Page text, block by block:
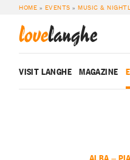
HOME » EVENTS »MUSIC &
lovelanghe
VISIT LANGHE MAGAZINE
ALBA —